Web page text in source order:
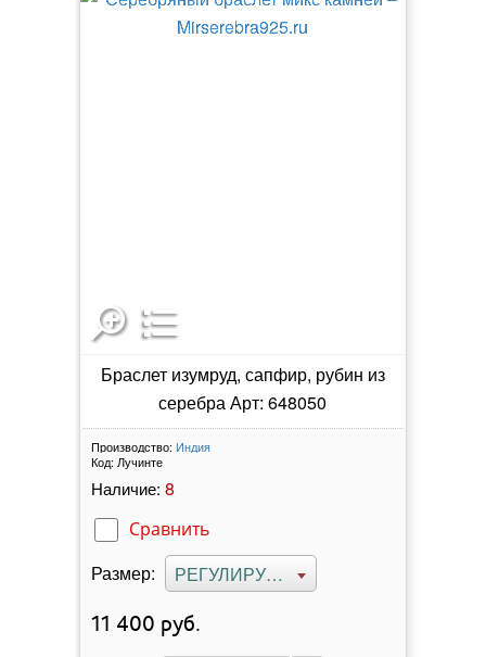
Браслет изумруд, сапфир, рубин из
серебра Арт: 648050
Производство: Индия
Код: Лучинте
Наличие: 8
Сравнить
Размер: РЕГУЛИРУЕМЫЙ
11 400 руб.